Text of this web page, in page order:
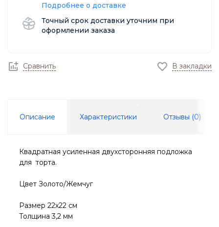
Подробнее о доставке
Точный срок доставки уточним при
оформлении заказа
Сравнить В закладки
Описание Характеристики Отзывы (0)
Квадратная усиленная двухсторонняя подложка
для торта.
Цвет Золото/Жемчуг
Размер 22х22 см
Толщина 3,2 мм